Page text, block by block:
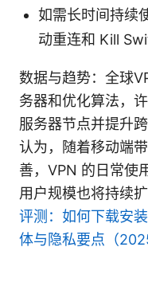
如需长时间持续
动重连和 Kill
数据与趋势：全球
务器和优化算法，
服务器节点并提升
认为，随着移动端
善，VPN 的日常使
用户规模也将持续扩
评测：如何下载安
体与隐私要点（